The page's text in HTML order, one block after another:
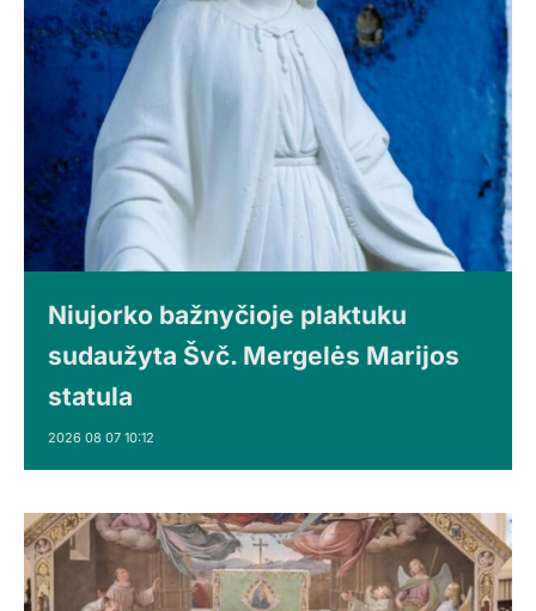
Niujorko bažnyčioje plaktuku
sudaužyta Švč. Mergelės Marijos
statula
2026 08 07 10:12